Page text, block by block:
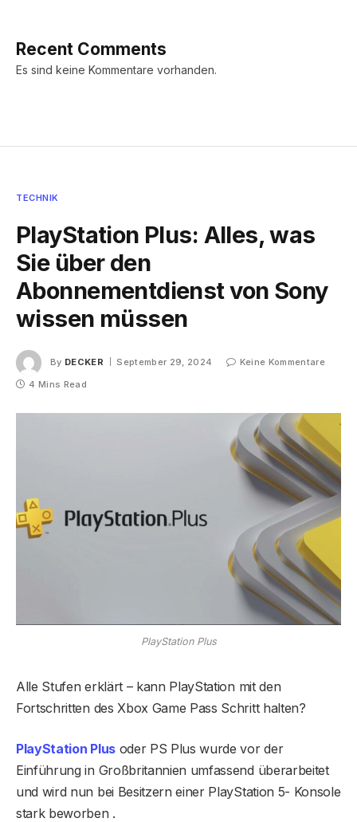
Recent Comments
Es sind keine Kommentare vorhanden.
TECHNIK
PlayStation Plus: Alles, was
Sie über den
Abonnementdienst von Sony
wissen müssen
By DECKER September 29, 2024
Keine Kommentare
4 Mins Read
PlayStation Plus
Alle Stufen erklärt – kann PlayStation mit den
Fortschritten des Xbox Game Pass Schritt halten?
PlayStation Plusoder PS Plus wurde vor der
Einführung in Großbritannien umfassend überarbeitet
und wird nun bei Besitzern einer PlayStation 5- Konsole
stark beworben .